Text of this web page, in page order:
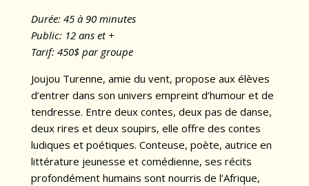
Durée: 45 à 90 minutes
Public: 12 ans et +
Tarif: 450$ par groupe
Joujou Turenne, amie du vent, propose aux élèves
d’entrer dans son univers empreint d’humour et de
tendresse. Entre deux contes, deux pas de danse,
deux rires et deux soupirs, elle offre des contes
ludiques et poétiques. Conteuse, poète, autrice en
littérature jeunesse et comédienne, ses récits
profondément humains sont nourris de l’Afrique,